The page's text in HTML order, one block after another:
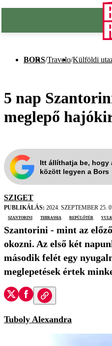
BORS/Travelo/Külföldi
5 nap
meglepő
Itt állíthatja be, hogy
között legyen a Bors
SZIGET
PUBLIKÁLÁS: 2024. SZEPTEMBER 25.
Szantorini
Thirassia repülőtér
Szantorini - mint az
okozni. Az első két
második felét egy
meglepetések értek
Tuboly Alexandra